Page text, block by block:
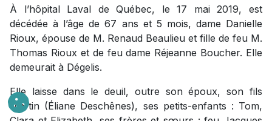
À l’hôpital Laval de Québec, le 17 mai 2019, est
décédée à l’âge de 67 ans et 5 mois, dame Danielle
Rioux, épouse de M. Renaud Beaulieu et fille de feu M.
Thomas Rioux et de feu dame Réjeanne Boucher. Elle
demeurait à Dégelis.
Elle laisse dans le deuil, outre son époux, son fils
Martin (Éliane Deschênes), ses petits-enfants : Tom,